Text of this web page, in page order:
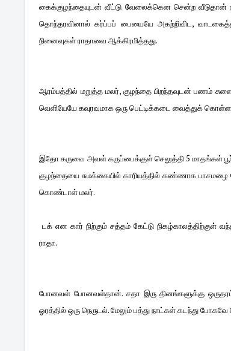
கைக்குழந்தையுடன் வீட்டு வேலைக்கென சென்ற வீடுதான்
தொந்தரவினால் கர்ப்பப் பையையே அகற்றிவிட,
நினைவுகள் ராதாவை ஆக்கிரமித்தது.
ஆரம்பத்தில் மறுத்த மலர், குழந்தை பிறந்தவுடன் பணம்
வெளியேயே கவுரவமாக ஒரு பெட்டிக்கடை வைத்துக்
இதோ கருவை அவள் கருப்பைக்குள் செலுத்தி 5 மாதங்கள்
குழந்தையை சுமக்கையில் காரியத்தில் கண்ணாக பாசமழை
கொண்டாள் மலர்.
டக் என கார் நிற்கும் சத்தம் கேட்டு நிகழ்காலத்திற்குள்
ராதா.
போனவள் போனவள்தான். சதா இரு தினங்களுக்கு
ஓரத்தில் ஒரு நெருடல். மேலும் பத்து நாட்கள் கடந்து போகவே